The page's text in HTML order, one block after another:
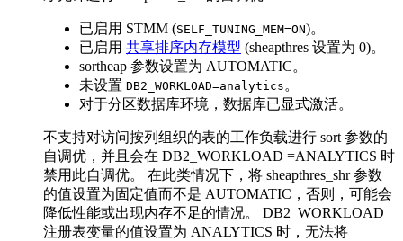
已启用 STMM (SELF_TUNING_MEM=ON)。
已启用 共享排序内存模型 (sheapthres 设置为 0)。
sortheap 参数设置为 AUTOMATIC。
未设置 DB2_WORKLOAD=analytics 。
对于分区数据库环境，数据库已显式激活。
不支持对访问按列组织的表的工作负载进行 sort 参数的
自调优，并且会在 DB2_WORKLOAD =ANALYTICS 时
禁用此自调优。 在此类情况下，将 sheapthres_shr参数
的值设置为固定值而不是 AUTOMATIC ，否则，可能会
降低性能或出现内存不足的情况。 DB2_WORKLOAD
注册表变量的值设置为 ANALYTICS 时，无法将